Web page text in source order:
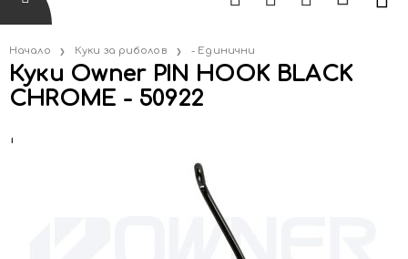
Начало Куки за риболов - Единични
Куки Owner PIN HOOK BLACK
CHROME - 50922